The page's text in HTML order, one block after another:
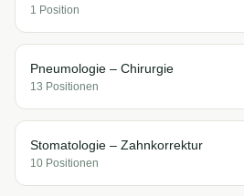
1 Position
Pneumologie – Chirurgie
13 Positionen
Stomatologie – Zahnkorrektur
10 Positionen